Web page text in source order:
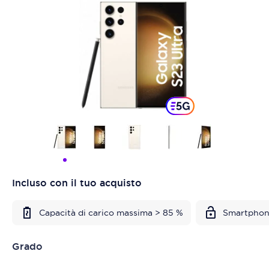
Incluso con il tuo acquisto
Capacità di carico massima > 85 %
Grado